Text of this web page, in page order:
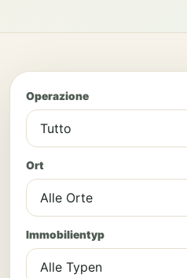
Operazione
Ort
Immobilientyp